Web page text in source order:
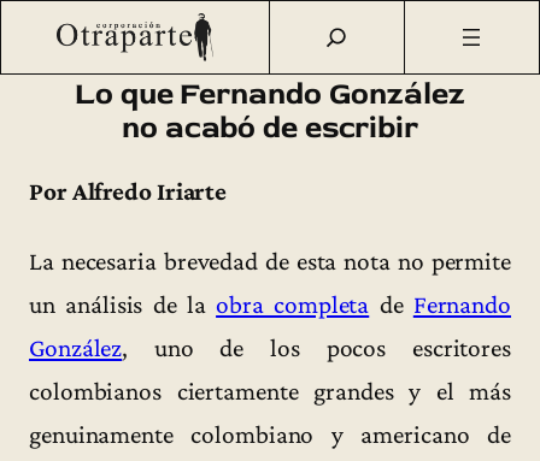
Saltar
contenido
Otraparte.org/ Fernando González Vida
Lo que Fernando
González no acabó de escribir
Lo que Fernando González
no acabó de escribir
Por Alfredo Iriarte
La necesaria brevedad de esta nota no permite
un análisis de laobra completa de Fernando
González, uno de los pocos escritores
colombianos ciertamente grandes y el más
genuinamente colombiano y americano de